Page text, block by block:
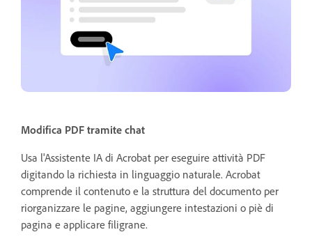
Modifica PDF tramite chat
Usa l'Assistente IA di Acrobat per eseguire attività PDF
digitando la richiesta in linguaggio naturale. Acrobat
comprende il contenuto e la struttura del documento per
riorganizzare le pagine, aggiungere intestazioni o piè di
pagina e applicare filigrane.